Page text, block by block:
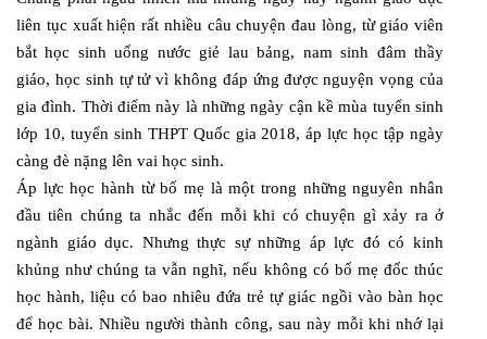
liên tục xuất hiện rất nhiều câu chuyện đau lòng, từ giáo viên
bắt học sinh uống nước giẻ lau bảng, nam sinh đâm thầy
giáo, học sinh tự tử vì không đáp ứng được nguyện vọng của
gia đình. Thời điểm này là những ngày cận kề mùa tuyển sinh
lớp 10, tuyển sinh THPT Quốc gia 2018, áp lực học tập ngày
càng đè nặng lên vai học sinh.
Áp lực học hành từ bố mẹ là một trong những nguyên nhân
đầu tiên chúng ta nhắc đến mỗi khi có chuyện gì xảy ra ở
ngành giáo dục. Nhưng thực sự những áp lực đó có kinh
khủng như chúng ta vẫn nghĩ, nếu không có bố mẹ đốc thúc
học hành, liệu có bao nhiêu đứa trẻ tự giác ngồi vào bàn học
để học bài. Nhiều người thành công, sau này mỗi khi nhớ lại